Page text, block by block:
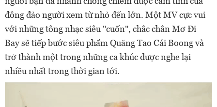
đông đảo người xem từ nhỏ đến lớn. Một MV cực vui
với những tông nhạc siêu "cuốn", chắc chắn Mơ Đi
Bay sẽ tiếp bước siêu phẩm Quăng Tao Cái Boong và
trở thành một trong những ca khúc được nghe lại
nhiều nhất trong thời gian tới.